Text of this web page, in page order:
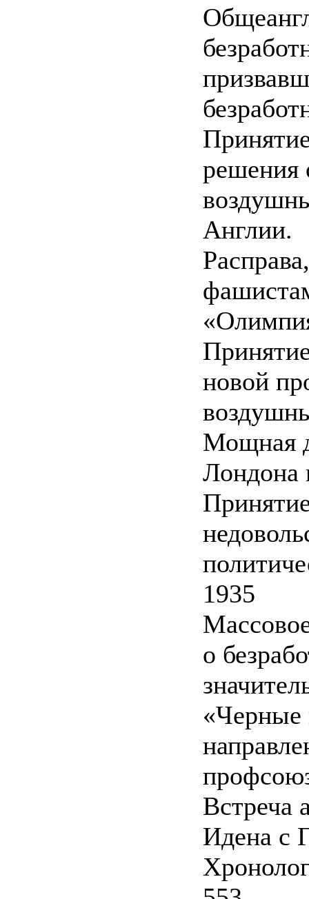
решения
Англии.
новой
Мощная
Лондона
1935
о
«Черные
Встреча
Идена с